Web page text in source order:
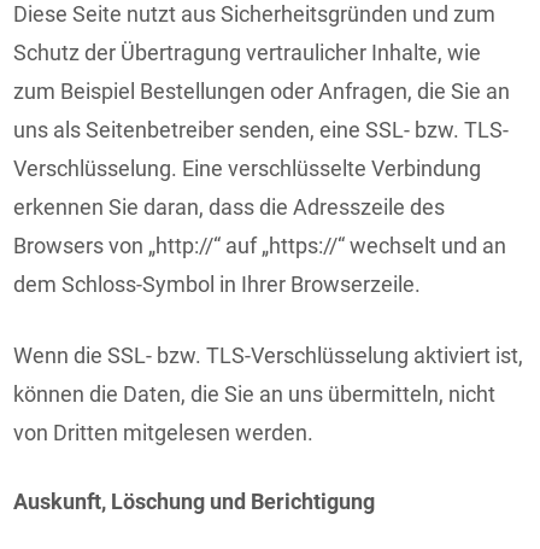
Diese Seite nutzt aus Sicherheitsgründen und zum
Schutz der Übertragung vertraulicher Inhalte, wie
zum Beispiel Bestellungen oder Anfragen, die Sie an
uns als Seitenbetreiber senden, eine SSL- bzw. TLS-
Verschlüsselung. Eine verschlüsselte Verbindung
erkennen Sie daran, dass die Adresszeile des
Browsers von „http://“ auf „https://“ wechselt und an
dem Schloss-Symbol in Ihrer Browserzeile.
Wenn die SSL- bzw. TLS-Verschlüsselung aktiviert ist,
können die Daten, die Sie an uns übermitteln, nicht
von Dritten mitgelesen werden.
Auskunft, Löschung und Berichtigung